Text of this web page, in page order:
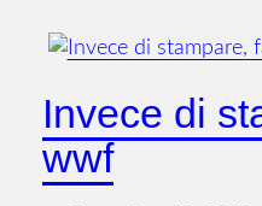
Invece di
wwf